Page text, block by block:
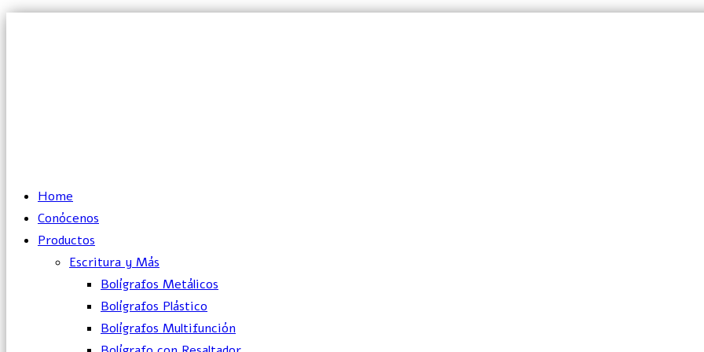
Home
Conócenos
Productos
Escritura y Más
Bolígrafos Metálicos
Bolígrafos Plástico
Bolígrafos Multifunción